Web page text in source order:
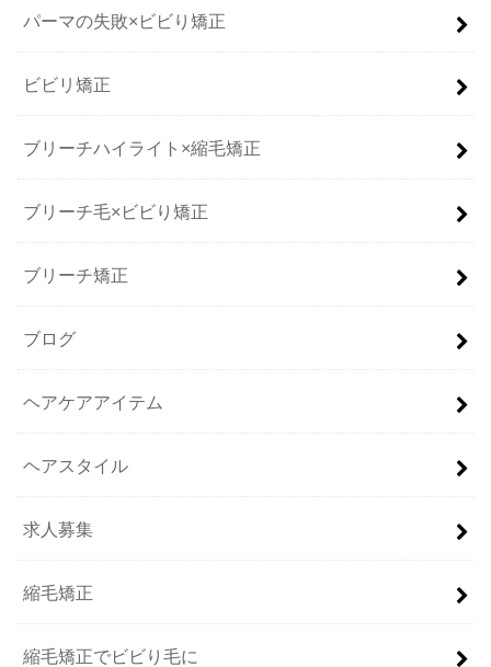
パーマの失敗×ビビり矯正
ビビリ矯正
ブリーチハイライト×縮毛矯正
ブリーチ毛×ビビり矯正
ブリーチ矯正
ブログ
ヘアケアアイテム
ヘアスタイル
求人募集
縮毛矯正
縮毛矯正でビビり毛に